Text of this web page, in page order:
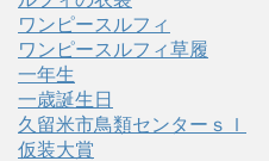
ワンピースルフィ
ワンピースルフィ草履
一年生
一歳誕生日
久留米市鳥類センターｓｌ
仮装大賞